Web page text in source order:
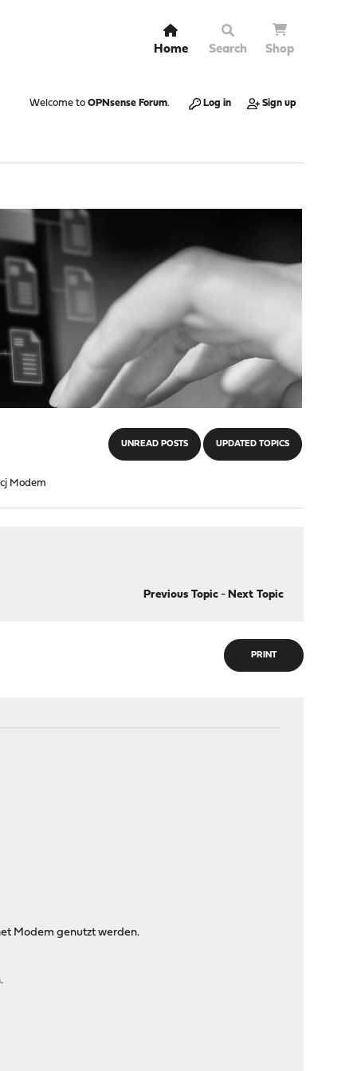
Home Search Shop
Welcome to OPNsense Forum. Log in Sign up
UNREAD POSTS UPDATED TOPICS
Modem
Previous Topic- Next Topic
PRINT
Modem genutzt werden.